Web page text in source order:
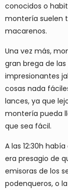
conocidos o
montería suelen
macarenos.
Una vez más,
gran brega de
impresionantes
cosas nada
lances, ya que
montería pueda
que sea fácil.
A las 12:30h
era presagio de
emisoras de los
podenqueros, o